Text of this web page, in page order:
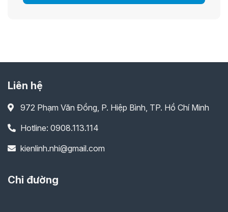
Liên hệ
972 Phạm Văn Đồng, P. Hiệp Bình, TP. Hồ Chí Minh
Hotline: 0908.113.114
kienlinh.nhi@gmail.com
Chỉ đường